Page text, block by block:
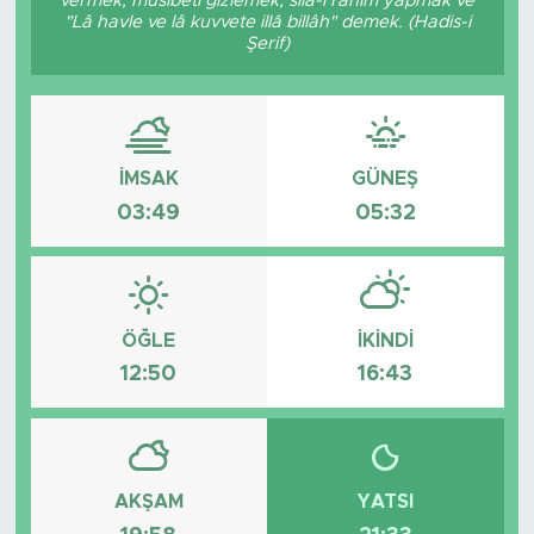
"Lâ havle ve lâ kuvvete illâ billâh" demek. (Hadis-i
Şerif)
İMSAK
03:49
GÜNEŞ
05:32
ÖĞLE
12:50
İKINDI
16:43
AKŞAM YATSI
Söyleşi
Foto Şaka
Teknoloji
Politika